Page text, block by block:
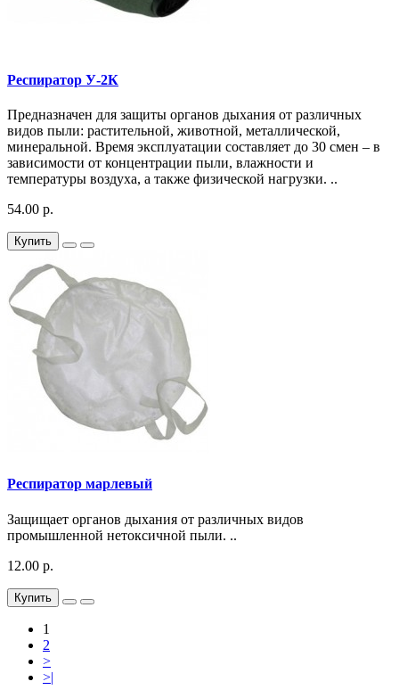
Респиратор У-2К
Предназначен для защиты органов дыхания от различных
видов пыли: растительной, животной, металлической,
минеральной. Время эксплуатации составляет до 30 смен – в
зависимости от концентрации пыли, влажности и
температуры воздуха, а также физической нагрузки. ..
54.00 р.
Купить
Респиратор марлевый
Защищает органов дыхания от различных видов
промышленной нетоксичной пыли. ..
12.00 р.
Купить
1
2
>
>|